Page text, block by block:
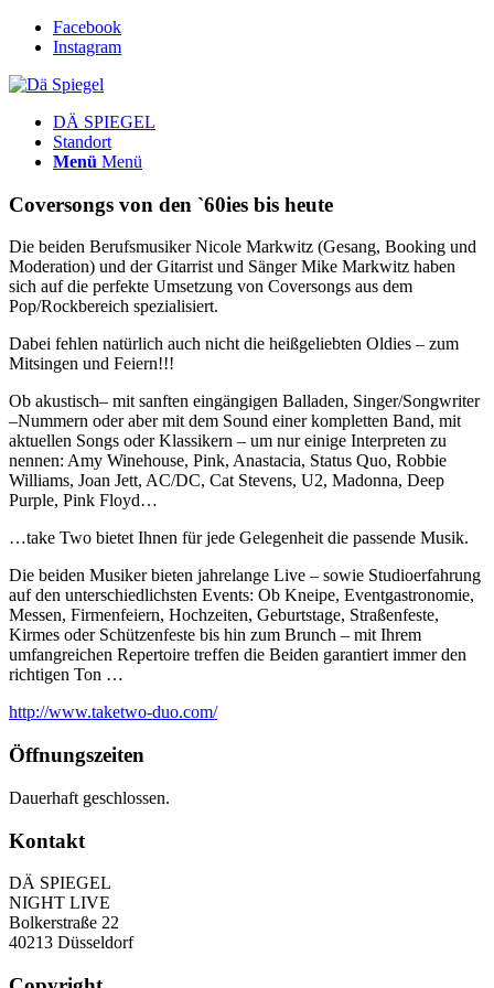
Facebook
Instagram
DÄ SPIEGEL
Standort
Menü Menü
Coversongs von den `60ies bis heute
Die beiden Berufsmusiker Nicole Markwitz (Gesang, Booking und
Moderation) und der Gitarrist und Sänger Mike Markwitz haben
sich auf die perfekte Umsetzung von Coversongs aus dem
Pop/Rockbereich spezialisiert.
Dabei fehlen natürlich auch nicht die heißgeliebten Oldies – zum
Mitsingen und Feiern!!!
Ob akustisch– mit sanften eingängigen Balladen, Singer/Songwriter
–Nummern oder aber mit dem Sound einer kompletten Band, mit
aktuellen Songs oder Klassikern – um nur einige Interpreten zu
nennen: Amy Winehouse, Pink, Anastacia, Status Quo, Robbie
Williams, Joan Jett, AC/DC, Cat Stevens, U2, Madonna, Deep
Purple, Pink Floyd…
…take Two bietet Ihnen für jede Gelegenheit die passende Musik.
Die beiden Musiker bieten jahrelange Live – sowie Studioerfahrung
auf den unterschiedlichsten Events: Ob Kneipe, Eventgastronomie,
Messen, Firmenfeiern, Hochzeiten, Geburtstage, Straßenfeste,
Kirmes oder Schützenfeste bis hin zum Brunch – mit Ihrem
umfangreichen Repertoire treffen die Beiden garantiert immer den
richtigen Ton …
http://www.taketwo-duo.com/
Öffnungszeiten
Dauerhaft geschlossen.
Kontakt
DÄ SPIEGEL
NIGHT LIVE
Bolkerstraße 22
40213 Düsseldorf